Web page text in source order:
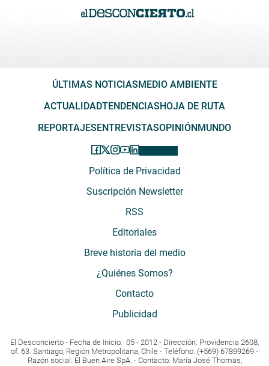
ÚLTIMAS NOTICIASMEDIO AMBIENTE
ACTUALIDADTENDENCIASHOJA DE RUTA
REPORTAJESENTREVISTASOPINIÓNMUNDO
Política de Privacidad
Suscripción Newsletter
RSS
Editoriales
Breve historia del medio
¿Quiénes Somos?
Contacto
Publicidad
El Desconcierto - Fecha de Inicio: 05 - 2012 - Dirección: Providencia 2608,
of. 63. Santiago, Región Metropolitana, Chile - Teléfono: (+569) 67899269 -
Razón social: El Buen Aire SpA. - Contacto: María José Thomas,